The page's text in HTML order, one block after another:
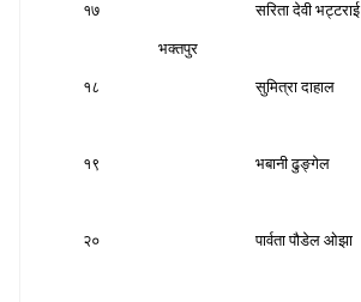
भक्तपुर
१७ सरिता देवी भट्टराई
१८ सुमित्रा दाहाल
१९ भबानी ढुङ्गेल
२० पार्वता पौडेल ओझा